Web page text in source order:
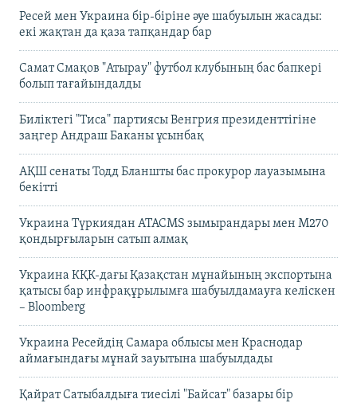
Ресей мен Украина бір-біріне әуе шабуылын жасады:
екі жақтан да қаза тапқандар бар
Самат Смақов "Атырау" футбол клубының бас бапкері
болып тағайындалды
Биліктегі "Тиса" партиясы Венгрия президенттігіне
заңгер Андраш Баканы ұсынбақ
АҚШ сенаты Тодд Бланшты бас прокурор лауазымына
бекітті
Украина Түркиядан ATACMS зымырандары мен M270
қондырғыларын сатып алмақ
Украина КҚК-дағы Қазақстан мұнайының экспортына
қатысы бар инфрақұрылымға шабуылдамауға келіскен
– Bloomberg
Украина Ресейдің Самара облысы мен Краснодар
аймағындағы мұнай зауытына шабуылдады
Қайрат Сатыбалдыға тиесілі "Байсат" базары бір